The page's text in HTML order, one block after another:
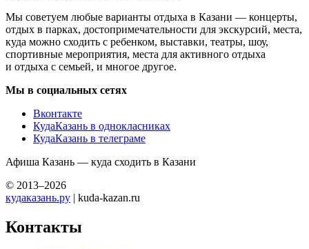
Мы советуем любые варианты отдыха в Казани — концерты,
отдых в парках, достопримечательности для экскурсий, места,
куда можно сходить с ребенком, выставки, театры, шоу,
спортивные мероприятия, места для активного отдыха
и отдыха с семьей, и многое другое.
Мы в социальных сетях
Вконтакте
КудаКазань в однокласниках
КудаКазань в телеграме
Афиша Казань — куда сходить в Казани
© 2013–2026
кудаказань.ру | kuda-kazan.ru
Контакты